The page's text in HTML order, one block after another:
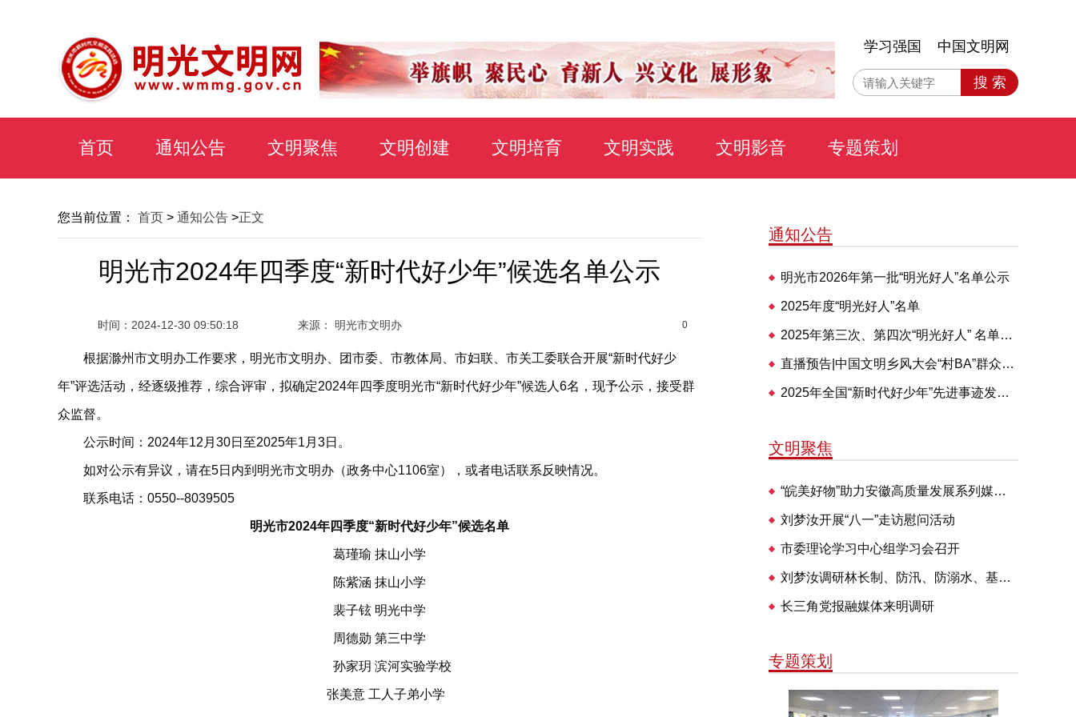
学习强国 中国文明网
搜 索
首页 通知公告 文明聚焦 文明创建 文明培育 文明实践 文明影音 专题策划
您当前位置： 首页 > 通知公告 >正文
明光市2024年四季度“新时代好少年”候选名单公示
时间： 2024-12-30 09:50:18 来源： 明光市文明办 0
根据滁州市文明办工作要求，明光市文明办、团市委、市教体局、市妇联、市关工委联合开展“新时代好少
年”评选活动，经逐级推荐，综合评审，拟确定2024年四季度明光市“新时代好少年”候选人6名，现予公示，接受群
众监督。
公示时间：2024年12月30日至2025年1月3日。
如对公示有异议，请在5日内到明光市文明办（政务中心1106室），或者电话联系反映情况。
联系电话：0550--8039505
明光市2024年四季度“新时代好少年”候选名单
葛瑾瑜 抹山小学
陈紫涵 抹山小学
裴子铉 明光中学
周德勋 第三中学
孙家玥 滨河实验学校
张美意 工人子弟小学
通知公告
明光市2026年第一批“明光好人”名单公示
2025年度“明光好人”名单
2025年第三次、第四次“明光好人” 名单公布
直播预告|中国文明乡风大会“村BA”群众体育交流活动28日举办
2025年全国“新时代好少年”先进事迹发布仪式即将播出
文明聚焦
“皖美好物”助力安徽高质量发展系列媒体见面会走进明光
刘梦汝开展“八一”走访慰问活动
市委理论学习中心组学习会召开
刘梦汝调研林长制、防汛、防溺水、基层治理等工作
长三角党报融媒体来明调研
专题策划